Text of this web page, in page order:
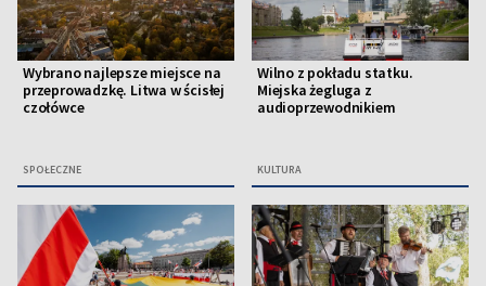
Wybrano najlepsze miejsce na
przeprowadzkę. Litwa w ścisłej
czołówce
SPOŁECZNE
Wilno z pokładu statku.
Miejska żegluga z
audioprzewodnikiem
KULTURA